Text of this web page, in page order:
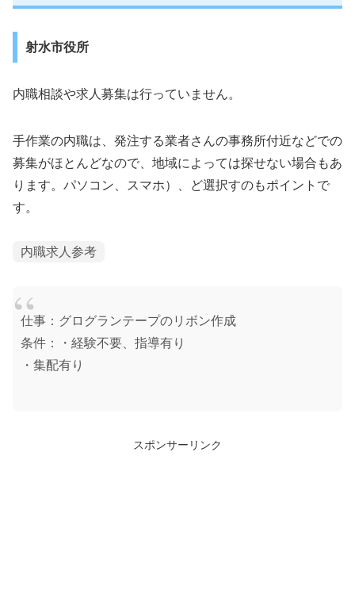
射水市役所
内職相談や求人募集は行っていません。
手作業の内職は、発注する業者さんの事務所付近などでの
募集がほとんどなので、地域によっては探せない場合もあ
ります。パソコン、スマホ）、ど選択すのもポイントで
す。
内職求人参考
仕事：グログランテープのリボン作成
条件：・経験不要、指導有り
・集配有り
スポンサーリンク